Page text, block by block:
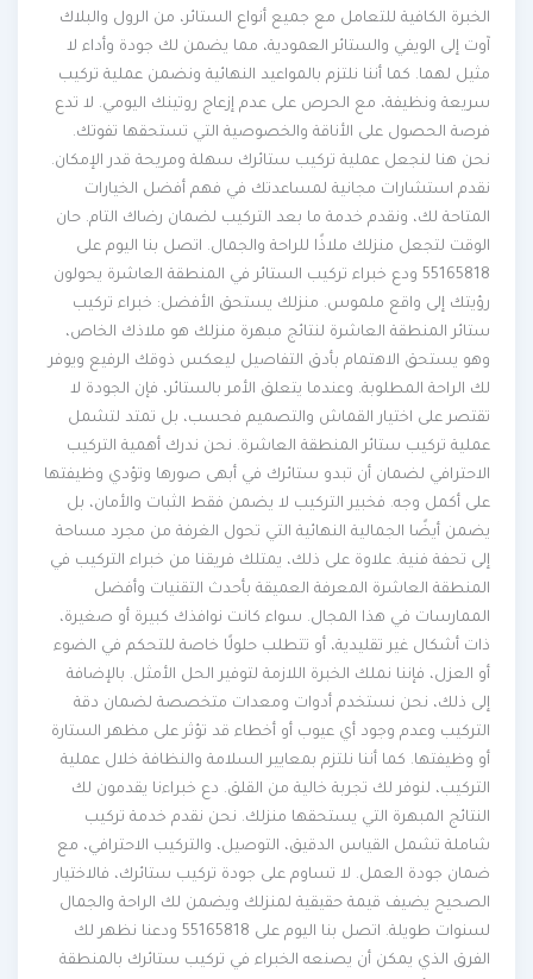
الخبرة الكافية للتعامل مع جميع أنواع الستائر، من الرول والبلاك
آوت إلى الويفي والستائر العمودية، مما يضمن لك جودة وأداء لا
مثيل لهما. كما أننا نلتزم بالمواعيد النهائية ونضمن عملية تركيب
سريعة ونظيفة، مع الحرص على عدم إزعاج روتينك اليومي. لا تدع
فرصة الحصول على الأناقة والخصوصية التي تستحقها تفوتك.
نحن هنا لنجعل عملية تركيب ستائرك سهلة ومريحة قدر الإمكان.
نقدم استشارات مجانية لمساعدتك في فهم أفضل الخيارات
المتاحة لك، ونقدم خدمة ما بعد التركيب لضمان رضاك التام. حان
الوقت لتجعل منزلك ملاذًا للراحة والجمال. اتصل بنا اليوم على
55165818 ودع خبراء تركيب الستائر في المنطقة العاشرة يحولون
رؤيتك إلى واقع ملموس. منزلك يستحق الأفضل: خبراء تركيب
ستائر المنطقة العاشرة لنتائج مبهرة منزلك هو ملاذك الخاص،
وهو يستحق الاهتمام بأدق التفاصيل ليعكس ذوقك الرفيع ويوفر
لك الراحة المطلوبة. وعندما يتعلق الأمر بالستائر، فإن الجودة لا
تقتصر على اختيار القماش والتصميم فحسب، بل تمتد لتشمل
عملية تركيب ستائر المنطقة العاشرة. نحن ندرك أهمية التركيب
الاحترافي لضمان أن تبدو ستائرك في أبهى صورها وتؤدي وظيفتها
على أكمل وجه. فخبير التركيب لا يضمن فقط الثبات والأمان، بل
يضمن أيضًا الجمالية النهائية التي تحول الغرفة من مجرد مساحة
إلى تحفة فنية. علاوة على ذلك، يمتلك فريقنا من خبراء التركيب في
المنطقة العاشرة المعرفة العميقة بأحدث التقنيات وأفضل
الممارسات في هذا المجال. سواء كانت نوافذك كبيرة أو صغيرة،
ذات أشكال غير تقليدية، أو تتطلب حلولًا خاصة للتحكم في الضوء
أو العزل، فإننا نملك الخبرة اللازمة لتوفير الحل الأمثل. بالإضافة
إلى ذلك، نحن نستخدم أدوات ومعدات متخصصة لضمان دقة
التركيب وعدم وجود أي عيوب أو أخطاء قد تؤثر على مظهر الستارة
أو وظيفتها. كما أننا نلتزم بمعايير السلامة والنظافة خلال عملية
التركيب، لنوفر لك تجربة خالية من القلق. دع خبراءنا يقدمون لك
النتائج المبهرة التي يستحقها منزلك. نحن نقدم خدمة تركيب
شاملة تشمل القياس الدقيق، التوصيل، والتركيب الاحترافي، مع
ضمان جودة العمل. لا تساوم على جودة تركيب ستائرك، فالاختيار
الصحيح يضيف قيمة حقيقية لمنزلك ويضمن لك الراحة والجمال
لسنوات طويلة. اتصل بنا اليوم على 55165818 ودعنا نظهر لك
الفرق الذي يمكن أن يصنعه الخبراء في تركيب ستائرك بالمنطقة